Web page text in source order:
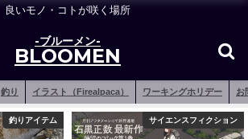
良いモノ・コトが咲く場所
-ブルーメン-
BLOOMEN
釣り イラスト（Firealpaca） ワーキングホリデー お
釣りアイテム サイエンスフィクション